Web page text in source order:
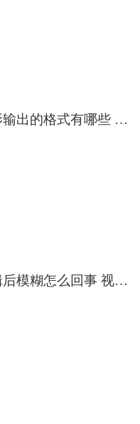
2019
，诸多创意素材模板，以及简
既满足了新手用户快速上手的
会声会影输出的格式有哪些 会声会影输出什么格式最好
视频剪辑后模糊怎么回事 视频剪辑后模糊怎么办